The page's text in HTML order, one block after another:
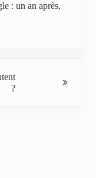
: un an après,
?